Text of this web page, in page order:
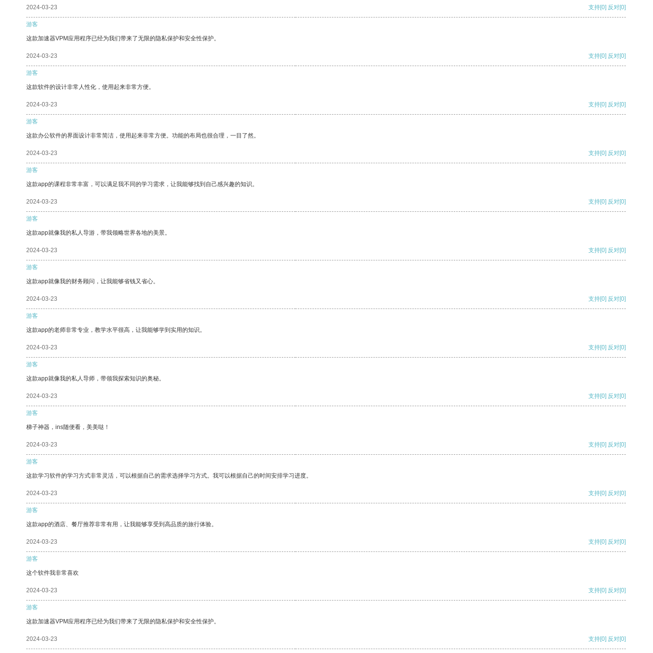
2024-03-23 支持[0] 反对[0]
游客
这款加速器VPM应用程序已经为我们带来了无限的隐私保护和安全性保护。
2024-03-23 支持[0] 反对[0]
游客
这款软件的设计非常人性化，使用起来非常方便。
2024-03-23 支持[0] 反对[0]
游客
这款办公软件的界面设计非常简洁，使用起来非常方便。功能的布局也很合理，一目了然。
2024-03-23 支持[0] 反对[0]
游客
这款app的课程非常丰富，可以满足我不同的学习需求，让我能够找到自己感兴趣的知识。
2024-03-23 支持[0] 反对[0]
游客
这款app就像我的私人导游，带我领略世界各地的美景。
2024-03-23 支持[0] 反对[0]
游客
这款app就像我的财务顾问，让我能够省钱又省心。
2024-03-23 支持[0] 反对[0]
游客
这款app的老师非常专业，教学水平很高，让我能够学到实用的知识。
2024-03-23 支持[0] 反对[0]
游客
这款app就像我的私人导师，带领我探索知识的奥秘。
2024-03-23 支持[0] 反对[0]
游客
梯子神器，ins随便看，美美哒！
2024-03-23 支持[0] 反对[0]
游客
这款学习软件的学习方式非常灵活，可以根据自己的需求选择学习方式。我可以根据自己的时间安排学习进度。
2024-03-23 支持[0] 反对[0]
游客
这款app的酒店、餐厅推荐非常有用，让我能够享受到高品质的旅行体验。
2024-03-23 支持[0] 反对[0]
游客
这个软件我非常喜欢
2024-03-23 支持[0] 反对[0]
游客
这款加速器VPM应用程序已经为我们带来了无限的隐私保护和安全性保护。
2024-03-23 支持[0] 反对[0]